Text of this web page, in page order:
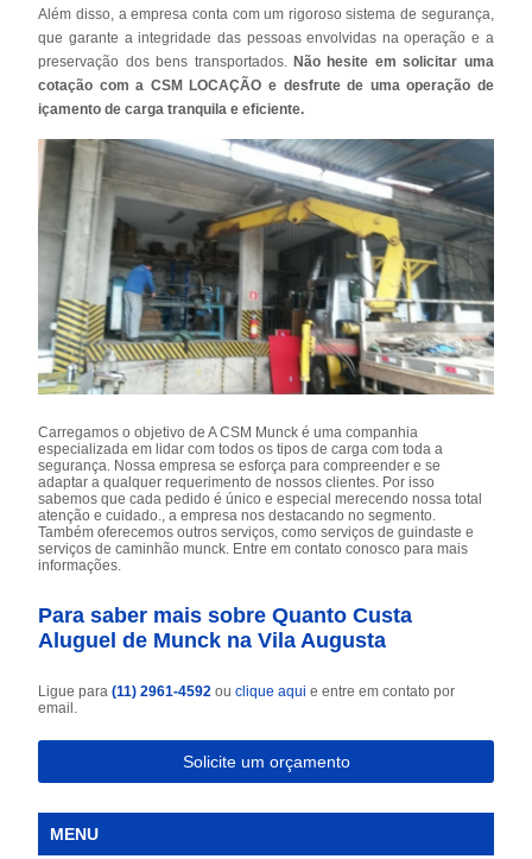
Além disso, a empresa conta com um rigoroso sistema de segurança,
que garante a integridade das pessoas envolvidas na operação e a
preservação dos bens transportados. Não hesite em solicitar uma
cotação com a CSM LOCAÇÃO e desfrute de uma operação de
içamento de carga tranquila e eficiente.
Carregamos o objetivo de A CSM Munck é uma companhia
especializada em lidar com todos os tipos de carga com toda a
segurança. Nossa empresa se esforça para compreender e se
adaptar a qualquer requerimento de nossos clientes. Por isso
sabemos que cada pedido é único e especial merecendo nossa total
atenção e cuidado., a empresa nos destacando no segmento.
Também oferecemos outros serviços, como serviços de guindaste e
serviços de caminhão munck. Entre em contato conosco para mais
informações.
Para saber mais sobre Quanto Custa
Aluguel de Munck na Vila Augusta
Ligue para(11) 2961-4592ouclique aqui e entre em contato por
email.
Solicite um orçamento
MENU